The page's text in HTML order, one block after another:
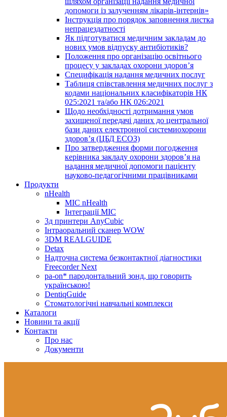
допомоги із залученням лікарів-інтернів»
Інструкція про порядок заповнення листка
непрацездатності
Як підготуватися медичним закладам до
нових умов відпуску антибіотиків?
Положення про організацію освітнього
процесу у закладах охорони здоров’я
Специфікація надання медичних послуг
Таблиця співставлення медичних послуг з
кодами національних класифікаторів НК
025:2021 та/або НК 026:2021
Щодо необхідності дотримання умов
захищеної передачі даних до центральної
бази даних електронної системиохорони
здоров’я (ЦБД ЕСОЗ)
Про затвердження форми погодження
керівника закладу охорони здоров’я на
надання медичної допомоги пацієнту
науково-педагогічними працівниками
Продукти
nHealth
МІС nHealth
Інтеграції МІС
3д принтери AnyCubic
Інтраоральний сканер WOW
3DM REALGUIDE
Detax
Надточна система безконтактної діагностики
Freecorder Next
pa-on* пародонтальний зонд, що говорить
українською!
DentiqGuide
Стоматологічні навчальні комплекси
Каталоги
Новини та акції
Контакти
Про нас
Документи